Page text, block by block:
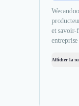
et savoir-
Afficher la